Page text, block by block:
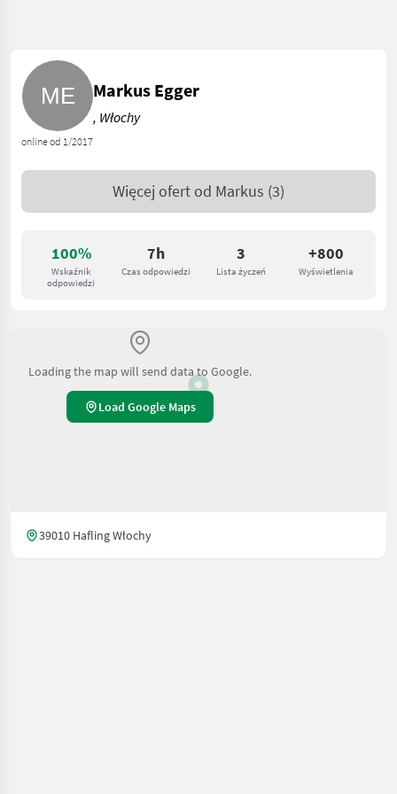
100%
Wskaźnik
odpowiedzi
7h
Czas odpowiedzi
3
Lista życzeń
+800
Wyświetlenia
online od 1/2017
Markus Egger
, Włochy
Więcej ofert od Markus (3)
Loading the map will send data to Google.
Load Google Maps
39010 Hafling Włochy